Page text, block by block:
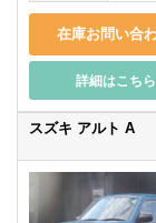
在庫お問い合
詳細はこちら
スズキ アルト A